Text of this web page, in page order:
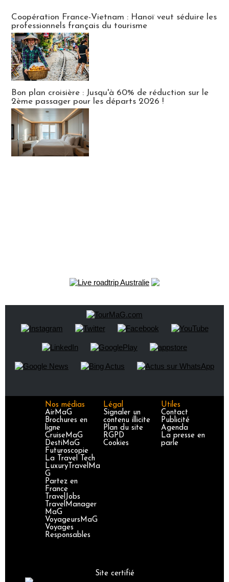
Coopération France-Vietnam : Hanoï veut séduire les
professionnels français du tourisme
Bon plan croisière : Jusqu'à 60% de réduction sur le
2ème passager pour les départs 2026 !
Nos médias
AirMaG
Brochures en
ligne
CruiseMaG
DestiMaG
Futuroscopie
La Travel Tech
LuxuryTravelMa
G
Partez en
France
TravelJobs
TravelManager
MaG
VoyageursMaG
Voyages
Responsables
Légal
Signaler un
contenu illicite
Plan du site
RGPD
Cookies
Utiles
Contact
Publicité
Agenda
La presse en
parle
Site certifié